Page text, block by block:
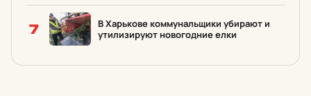
7
В Харькове коммунальщики убирают и
утилизируют новогодние елки